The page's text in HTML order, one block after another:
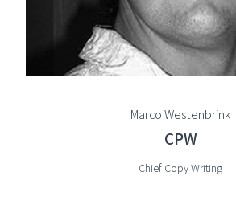
Marco Westenbrink
CPW
Chief Copy Writing